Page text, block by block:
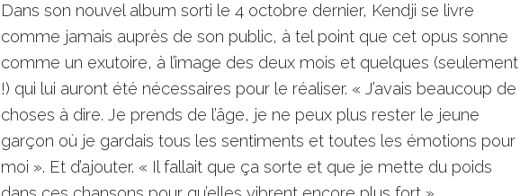
Dans son nouvel album sorti le 4 octobre dernier, Kendji se livre
comme jamais auprès de son public, à tel point que cet opus sonne
comme un exutoire, à l’image des deux mois et quelques (seulement
!) qui lui auront été nécessaires pour le réaliser. « J’avais beaucoup de
choses à dire. Je prends de l’âge, je ne peux plus rester le jeune
garçon où je gardais tous les sentiments et toutes les émotions pour
moi ». Et d’ajouter. « Il fallait que ça sorte et que je mette du poids